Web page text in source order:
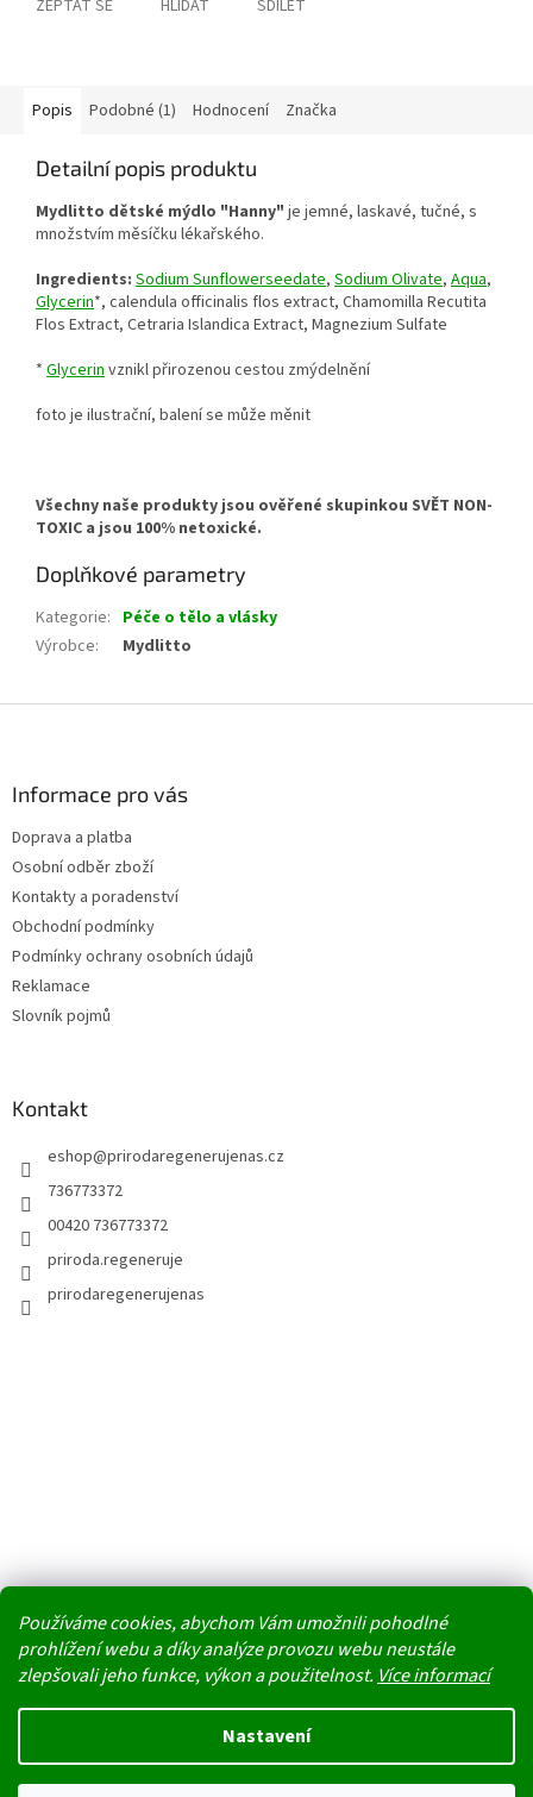
Používáme cookies, abychom Vám umožnili pohodlné
prohlížení webu a díky analýze provozu webu neustále
zlepšovali jeho funkce, výkon a použitelnost. Více informací
Nastavení
Nedoporučujeme v těchto tropických dnech jako dopravu doručovací
ZEPTAT SE HLÍDAT SDÍLET
Popis Podobné (1) Hodnocení Značka
Detailní popis produktu
Mydlitto dětské mýdlo "Hanny" je jemné, laskavé, tučné, s
množstvím měsíčku lékařského.
Ingredients: Sodium Sunflowerseedate, Sodium Olivate, Aqua,
Glycerin*, calendula officinalis flos extract, Chamomilla Recutita
Flos Extract, Cetraria Islandica Extract, Magnezium Sulfate
* Glycerinvznikl přirozenou cestou zmýdelnění
foto je ilustrační, balení se může měnit
Všechny naše produkty jsou ověřené skupinkou SVĚT NON-
TOXIC a jsou 100% netoxické.
Doplňkové parametry
Kategorie: Péče o tělo a vlásky
Výrobce: Mydlitto
Informace pro vás
Doprava a platba
Osobní odběr zboží
Kontakty a poradenství
Obchodní podmínky
Podmínky ochrany osobních údajů
Reklamace
Slovník pojmů
Kontakt
eshop@prirodaregenerujenas.cz
736773372
00420 736773372
priroda.regeneruje
prirodaregenerujenas
Copyright 2026PŘÍRODA REGENERUJE NÁS. Všechna práva